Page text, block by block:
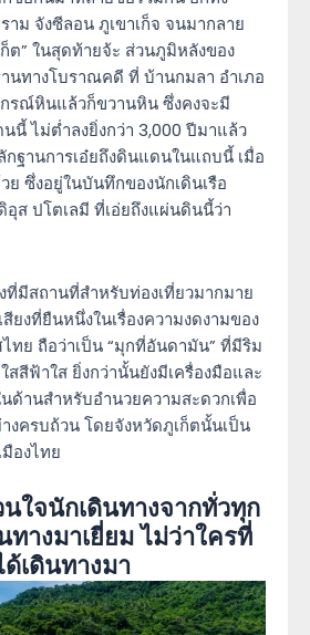
ม จังซีลอน ภูเขาเก็จ จนมากลาย
ต” ในสุดท้ายจ้ะ ส่วนภูมิหลังของ
านทางโบราณคดี ที่ บ้านกมลา อำเภอ
รณ์หินแล้วก็ขวานหิน ซึ่งคงจะมี
นี้ ไม่ต่ำลงยิ่งกว่า 3,000 ปีมาแล้ว
กฐานการเอ๋ยถึงดินแดนในแถบนี้ เมื่อ
ซึ่งอยู่ในบันทึกของนักเดินเรือ
ส ปโตเลมี ที่เอ่ยถึงแผ่นดินนี้ว่า
ที่มีสถานที่สำหรับท่องเที่ยวมากมาย
ยงที่ยืนหนึ่งในเรื่องความงดงามของ
ทย ถือว่าเป็น “มุกที่อันดามัน” ที่มีริม
สสีฟ้าใส ยิ่งกว่านั้นยังมีเครื่องมือและ
ด้านสำหรับอำนวยความสะดวกเพื่อ
งครบถ้วน โดยจังหวัดภูเก็ตนั้นเป็น
องไทย
ใจนักเดินทางจากทั่วทุก
ทางมาเยี่ยม ไม่ว่าใครที่
ด้เดินทางมา